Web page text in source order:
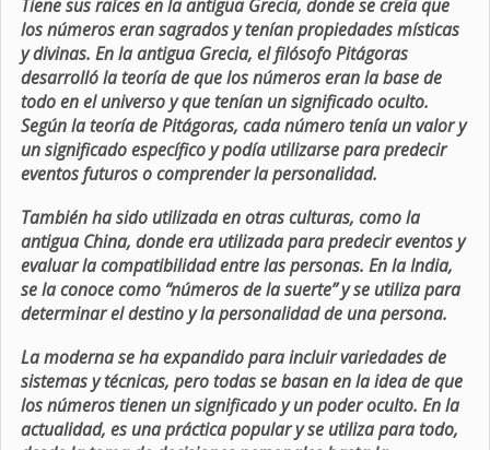
Tiene sus raíces en la antigua Grecia, donde se creía que
los números eran sagrados y tenían propiedades místicas
y divinas. En la antigua Grecia, el filósofo Pitágoras
desarrolló la teoría de que los números eran la base de
todo en el universo y que tenían un significado oculto.
Según la teoría de Pitágoras, cada número tenía un valor y
un significado específico y podía utilizarse para predecir
eventos futuros o comprender la personalidad.
También ha sido utilizada en otras culturas, como la
antigua China, donde era utilizada para predecir eventos y
evaluar la compatibilidad entre las personas. En la India,
se la conoce como “números de la suerte” y se utiliza para
determinar el destino y la personalidad de una persona.
La moderna se ha expandido para incluir variedades de
sistemas y técnicas, pero todas se basan en la idea de que
los números tienen un significado y un poder oculto. En la
actualidad, es una práctica popular y se utiliza para todo,